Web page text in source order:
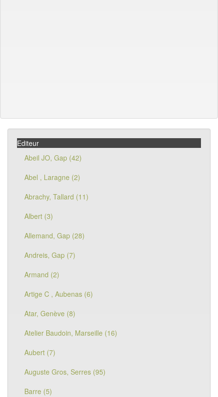
Editeur
Abeil JO, Gap (42)
Abel , Laragne (2)
Abrachy, Tallard (11)
Albert (3)
Allemand, Gap (28)
Andreis, Gap (7)
Armand (2)
Artige C , Aubenas (6)
Atar, Genève (8)
Atelier Baudoin, Marseille (16)
Aubert (7)
Auguste Gros, Serres (95)
Barre (5)